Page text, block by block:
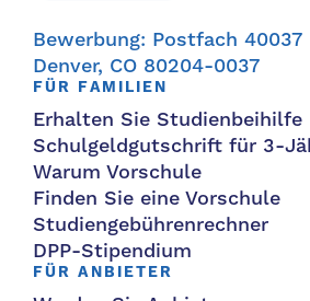
Bewerbung: Postfach 40037
Denver, CO 80204-0037
FÜR FAMILIEN
Erhalten Sie Studienbeihilfe
Schulgeldgutschrift für 3-
Warum Vorschule
Finden Sie eine Vorschule
Studiengebührenrechner
DPP-Stipendium
FÜR ANBIETER